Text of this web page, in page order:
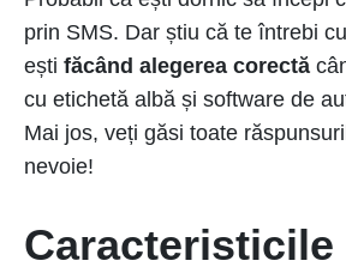
prin SMS. Dar știu că te întrebi
ești făcând alegerea corectă
cu etichetă albă și software de
Mai jos, veți găsi toate
nevoie!
Caracteristicile